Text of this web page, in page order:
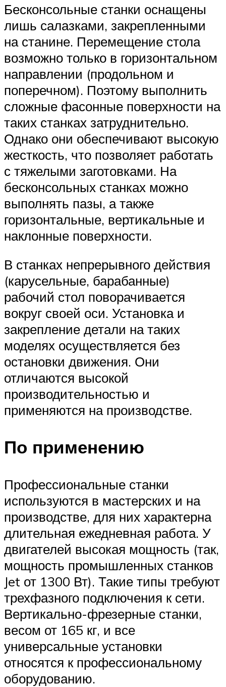
Бесконсольные станки оснащены
лишь салазками, закрепленными
на станине. Перемещение стола
возможно только в горизонтальном
направлении (продольном и
поперечном). Поэтому выполнить
сложные фасонные поверхности на
таких станках затруднительно.
Однако они обеспечивают высокую
жесткость, что позволяет работать
с тяжелыми заготовками. На
бесконсольных станках можно
выполнять пазы, а также
горизонтальные, вертикальные и
наклонные поверхности.
В станках непрерывного действия
(карусельные, барабанные)
рабочий стол поворачивается
вокруг своей оси. Установка и
закрепление детали на таких
моделях осуществляется без
остановки движения. Они
отличаются высокой
производительностью и
применяются на производстве.
По применению
Профессиональные станки
используются в мастерских и на
производстве, для них характерна
длительная ежедневная работа. У
двигателей высокая мощность (так,
мощность промышленных станков
Jet от 1300 Вт). Такие типы требуют
трехфазного подключения к сети.
Вертикально-фрезерные станки,
весом от 165 кг, и все
универсальные установки
относятся к профессиональному
оборудованию.